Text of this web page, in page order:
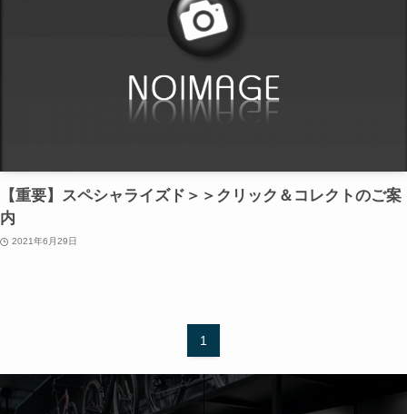
【重要】スペシャライズド＞＞クリック＆コレクトのご案
内
2021年6月29日
1